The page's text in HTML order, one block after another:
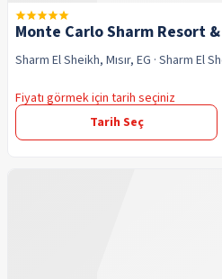
Monte Carlo Sharm Resort &
Sharm El Sheikh, Mısır, EG · Sharm El
Fiyatı görmek için tarih seçiniz
Tarih Seç